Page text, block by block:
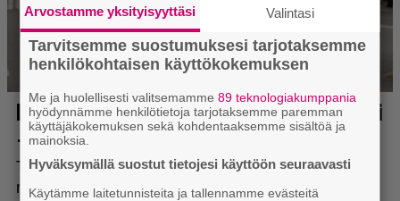
Arvostamme yksityisyyttäsi Valintasi
Tarvitsemme suostumuksesi tarjotaksemme
henkilökohtaisen käyttökokemuksen
Me ja huolellisesti valitsemamme89 teknologiakumppania
hyödynnämme henkilötietoja tarjotaksemme paremman
käyttäjäkokemuksen sekä kohdentaaksemme sisältöä ja
mainoksia.
Hyväksymällä suostut tietojesi käyttöön seuraavasti
Käytämme laitetunnisteita ja tallennamme evästeitä